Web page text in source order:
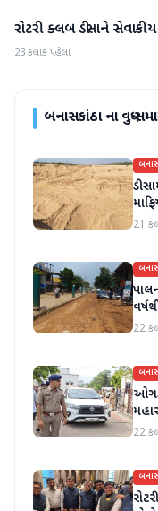
બનાસકાંઠા
રોટરી ક્લબ ડીસાને
23 કલાક પહેલા
બનાસકાંઠાના વધુ
21
22
22